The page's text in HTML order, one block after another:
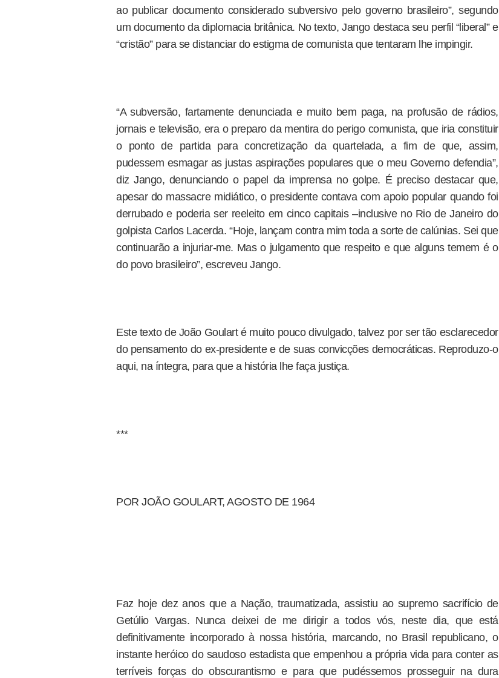
ao publicar documento considerado subversivo pelo governo brasileiro”, segundo
um documento da diplomacia britânica. No texto, Jango destaca seu perfil “liberal” e
“cristão” para se distanciar do estigma de comunista que tentaram lhe impingir.
“A subversão, fartamente denunciada e muito bem paga, na profusão de rádios,
jornais e televisão, era o preparo da mentira do perigo comunista, que iria constituir
o ponto de partida para concretização da quartelada, a fim de que, assim,
pudessem esmagar as justas aspirações populares que o meu Governo defendia”,
diz Jango, denunciando o papel da imprensa no golpe. É preciso destacar que,
apesar do massacre midiático, o presidente contava com apoio popular quando foi
derrubado e poderia ser reeleito em cinco capitais –inclusive no Rio de Janeiro do
golpista Carlos Lacerda. “Hoje, lançam contra mim toda a sorte de calúnias. Sei que
continuarão a injuriar-me. Mas o julgamento que respeito e que alguns temem é o
do povo brasileiro”, escreveu Jango.
Este texto de João Goulart é muito pouco divulgado, talvez por ser tão esclarecedor
do pensamento do ex-presidente e de suas convicções democráticas. Reproduzo-o
aqui, na íntegra, para que a história lhe faça justiça.
***
POR JOÃO GOULART, AGOSTO DE 1964
Faz hoje dez anos que a Nação, traumatizada, assistiu ao supremo sacrifício de
Getúlio Vargas. Nunca deixei de me dirigir a todos vós, neste dia, que está
definitivamente incorporado à nossa história, marcando, no Brasil republicano, o
instante heróico do saudoso estadista que empenhou a própria vida para conter as
terríveis forças do obscurantismo e para que pudéssemos prosseguir na dura